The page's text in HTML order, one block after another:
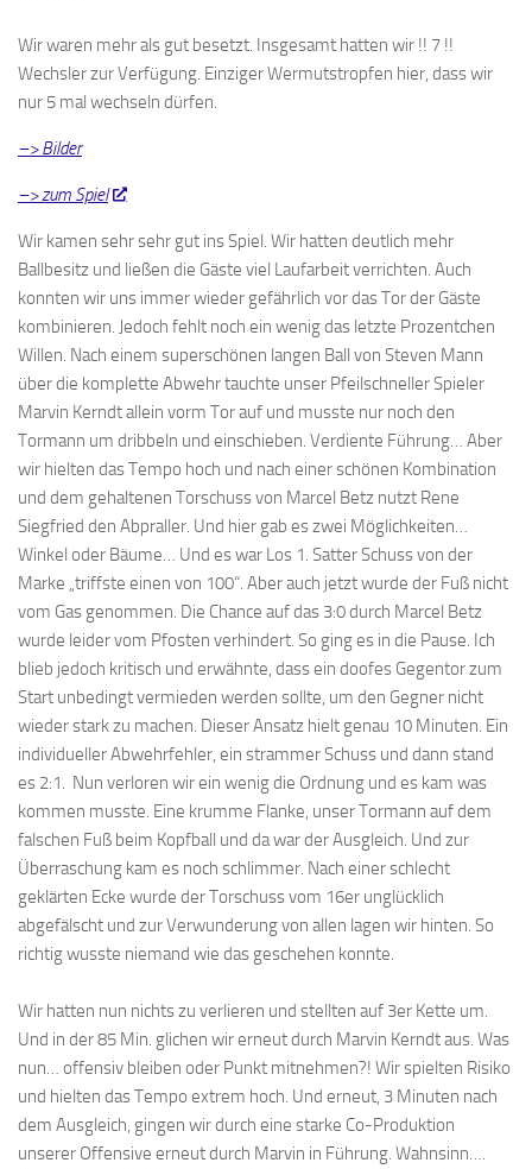
Wir waren mehr als gut besetzt. Insgesamt hatten wir !! 7 !!
Wechsler zur Verfügung. Einziger Wermutstropfen hier, dass wir
nur 5 mal wechseln dürfen.
–> Bilder
–> zum Spiel
Wir kamen sehr sehr gut ins Spiel. Wir hatten deutlich mehr
Ballbesitz und ließen die Gäste viel Laufarbeit verrichten. Auch
konnten wir uns immer wieder gefährlich vor das Tor der Gäste
kombinieren. Jedoch fehlt noch ein wenig das letzte Prozentchen
Willen. Nach einem superschönen langen Ball von Steven Mann
über die komplette Abwehr tauchte unser Pfeilschneller Spieler
Marvin Kerndt allein vorm Tor auf und musste nur noch den
Tormann um dribbeln und einschieben. Verdiente Führung… Aber
wir hielten das Tempo hoch und nach einer schönen Kombination
und dem gehaltenen Torschuss von Marcel Betz nutzt Rene
Siegfried den Abpraller. Und hier gab es zwei Möglichkeiten…
Winkel oder Bäume… Und es war Los 1. Satter Schuss von der
Marke „triffste einen von 100“. Aber auch jetzt wurde der Fuß nicht
vom Gas genommen. Die Chance auf das 3:0 durch Marcel Betz
wurde leider vom Pfosten verhindert. So ging es in die Pause. Ich
blieb jedoch kritisch und erwähnte, dass ein doofes Gegentor zum
Start unbedingt vermieden werden sollte, um den Gegner nicht
wieder stark zu machen. Dieser Ansatz hielt genau 10 Minuten. Ein
individueller Abwehrfehler, ein strammer Schuss und dann stand
es 2:1. Nun verloren wir ein wenig die Ordnung und es kam was
kommen musste. Eine krumme Flanke, unser Tormann auf dem
falschen Fuß beim Kopfball und da war der Ausgleich. Und zur
Überraschung kam es noch schlimmer. Nach einer schlecht
geklärten Ecke wurde der Torschuss vom 16er unglücklich
abgefälscht und zur Verwunderung von allen lagen wir hinten. So
richtig wusste niemand wie das geschehen konnte.
Wir hatten nun nichts zu verlieren und stellten auf 3er Kette um.
Und in der 85 Min. glichen wir erneut durch Marvin Kerndt aus. Was
nun… offensiv bleiben oder Punkt mitnehmen?! Wir spielten Risiko
und hielten das Tempo extrem hoch. Und erneut, 3 Minuten nach
dem Ausgleich, gingen wir durch eine starke Co-Produktion
unserer Offensive erneut durch Marvin in Führung. Wahnsinn….